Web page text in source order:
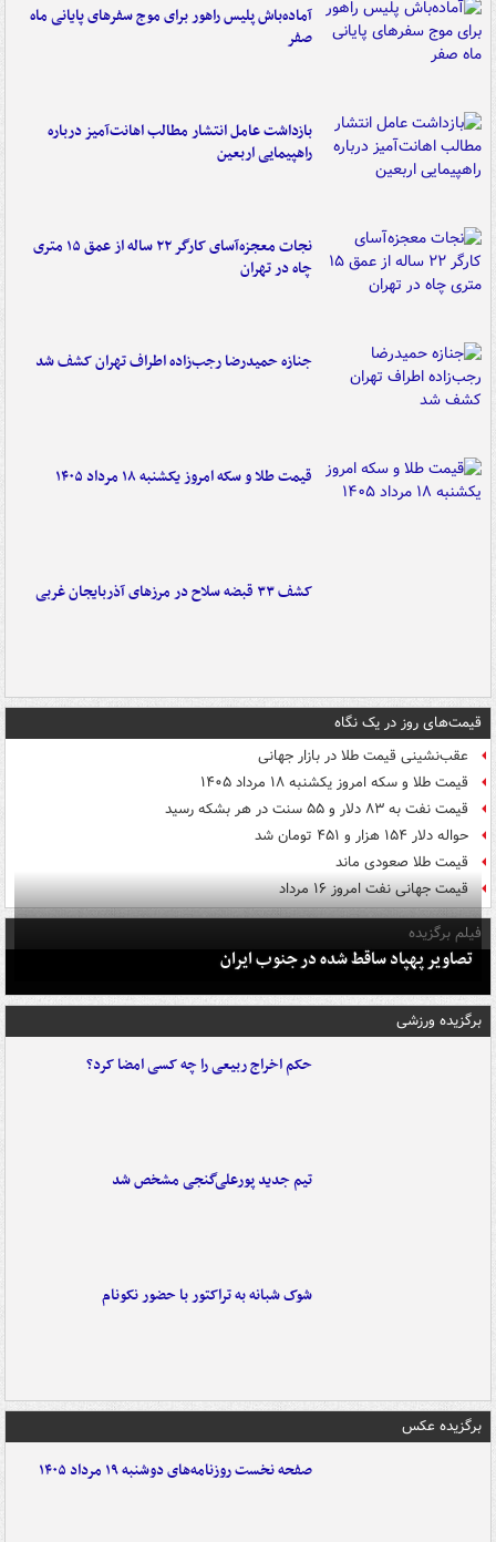
آماده‌باش پلیس راهور برای موج سفرهای پایانی ماه
صفر
بازداشت عامل انتشار مطالب اهانت‌آمیز درباره
راهپیمایی اربعین
نجات معجزه‌آسای کارگر ۲۲ ساله از عمق ۱۵ متری
چاه در تهران
جنازه حمیدرضا رجب‌زاده اطراف تهران کشف شد
قیمت طلا و سکه امروز یکشنبه ۱۸ مرداد ۱۴۰۵
کشف ۳۳ قبضه سلاح در مرزهای آذربایجان غربی
قیمت‌های روز در یک نگاه
عقب‌نشینی قیمت طلا در بازار جهانی
قیمت طلا و سکه امروز یکشنبه ۱۸ مرداد ۱۴۰۵
قیمت نفت به ۸۳ دلار و ۵۵ سنت در هر بشکه رسید
حواله دلار ۱۵۴ هزار و ۴۵۱ تومان شد
قیمت طلا صعودی ماند
قیمت جهانی نفت امروز ۱۶ مرداد
فیلم برگزیده
تصاویر پهپاد ساقط شده در جنوب ایران
برگزیده ورزشی
حکم اخراج ربیعی را چه کسی امضا کرد؟
تیم جدید پورعلی‌گنجی مشخص شد
شوک شبانه به تراکتور با حضور نکونام
برگزیده عکس
صفحه نخست روزنامه‌های دوشنبه ۱۹ مرداد ۱۴۰۵